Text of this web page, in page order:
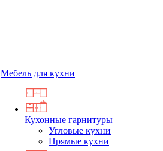
Мебель для кухни
Кухонные гарнитуры
Угловые кухни
Прямые кухни